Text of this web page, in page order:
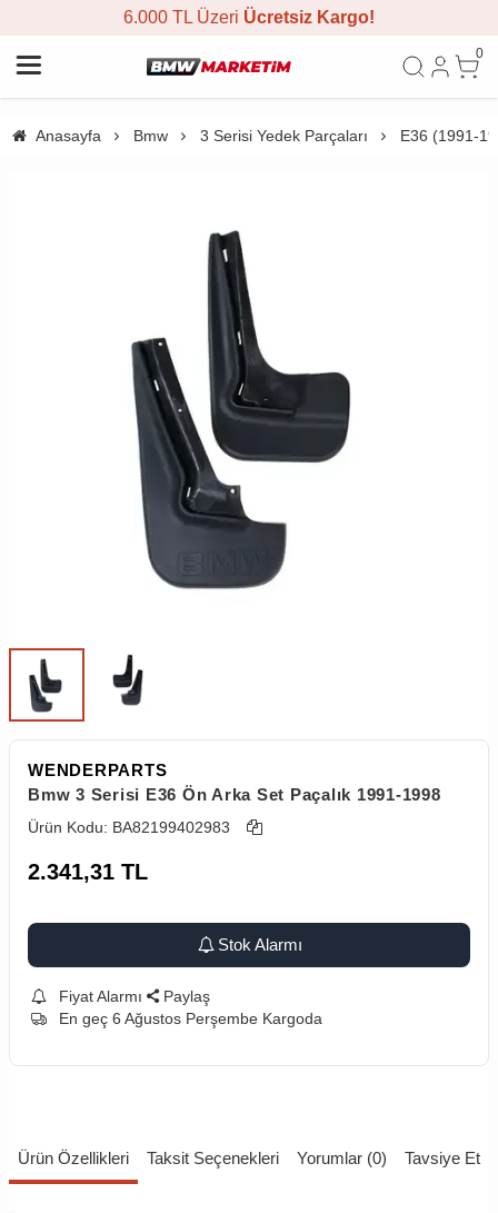
6.000 TL Üzeri Ücretsiz Kargo!
0
Anasayfa Bmw 3 Serisi Yedek Parçaları E36 (1991-
WENDERPARTS
Bmw 3 Serisi E36 Ön Arka Set Paçalık 1991-1998
Ürün Kodu: BA82199402983
2.341,31 TL
Stok Alarmı
Fiyat Alarmı
Paylaş
En geç 6 Ağustos Perşembe Kargoda
Ürün Özellikleri Taksit Seçenekleri Yorumlar (0) Tavsiye Et